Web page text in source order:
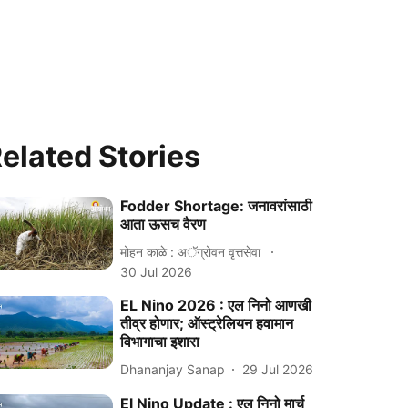
Stories
Fodder Shortage: जनावरांसाठी
आता ऊसच वैरण
मोहन काळे : अॅग्रोवन वृत्तसेवा
30 Jul 2026
EL Nino 2026 : एल निनो आणखी
तीव्र होणार; ऑस्ट्रेलियन हवामान
विभागाचा इशारा
Dhananjay Sanap 29 Jul 2026
El Nino Update : एल निनो मार्च